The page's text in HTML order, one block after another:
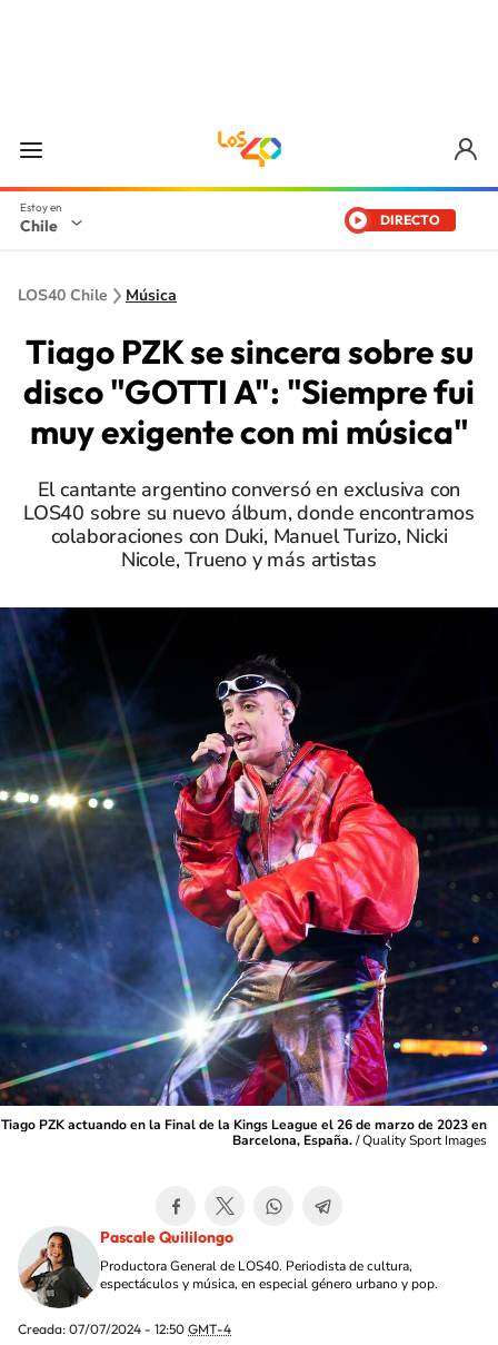
Chile DIRECTO
LOS40 Chile Música
Tiago PZK se sincera sobre su
disco "GOTTI A": "Siempre fui
muy exigente con mi música"
El cantante argentino conversó en exclusiva con
LOS40 sobre su nuevo álbum, donde encontramos
colaboraciones con Duki, Manuel Turizo, Nicki
Nicole, Trueno y más artistas
Tiago PZK actuando en la Final de la Kings League el 26 de marzo de 2023 en
Barcelona, España./Quality Sport Images
Pascale Quililongo
Productora General de LOS40. Periodista de cultura,
espectáculos y música, en especial género urbano y pop.
Creada: 07/07/2024 - 12:50 GMT-4